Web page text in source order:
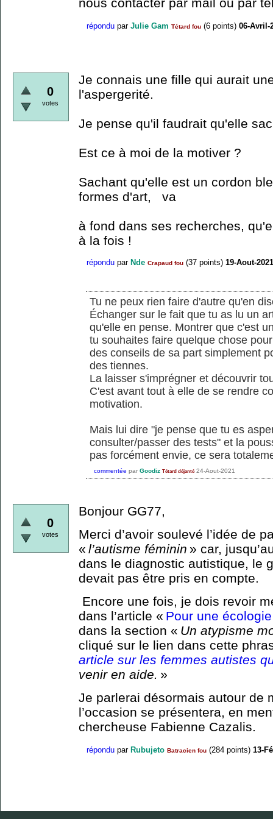
nous contacter par mail ou par
répondu par Julie Gam Tétard fou (6 points) 06-Avril-
0
votes
Je connais une fille qui aurait
l'aspergerité.
Je pense qu'il faudrait qu'elle
Est ce à moi de la motiver ?
Sachant qu'elle est un cordon
formes d'art, va
à fond dans ses recherches,
à la fois !
répondu par Nde Crapaud fou (37 points) 19-Aout-2021
Tu ne peux rien faire d'autre qu'en
Échanger sur le fait que tu as lu un
qu'elle en pense. Montrer que c'est
tu souhaites faire quelque chose
des conseils de sa part simplement
des tiennes.
La laisser s'imprégner et découvrir
C'est avant tout à elle de se rendre
motivation.
Mais lui dire "je pense que tu es
consulter/passer des tests" et la
pas forcément envie, ce sera
commentée par Goodiz Tétard déjanté 24-Aout-2021
0
votes
Bonjour GG77,
Merci d’avoir soulevé l’idée de
« l’autisme féminin » car,
dans le diagnostic autistique, le
devait pas être pris en compte.
Encore une fois, je dois revoir
dans l’article « Pour une
dans la section « Un atypisme
cliqué sur le lien dans cette
article sur les femmes autistes
venir en aide. »
Je parlerai désormais autour de
l’occasion se présentera, en
chercheuse Fabienne Cazalis.
répondu par Rubujeto Batracien fou (284 points) 13-